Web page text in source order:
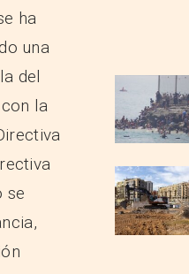
ha
una
del
la
se